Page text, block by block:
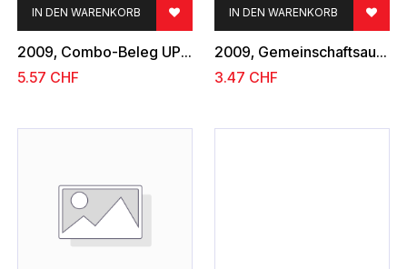
2009, Combo-Beleg UPU - UNO
IN DEN WARENKORB
5.57 CHF
2009, Gemeinschaftsausgabe Frankreich-Schweiz
IN DEN WARENKORB
3.47 CHF